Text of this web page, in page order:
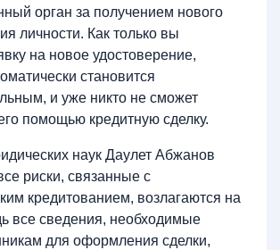
орган за получением нового
личности. Как только вы
на новое удостоверение,
становится
и уже никто не сможет
помощью кредитную сделку.
наук Даулет Абжанов
риски, связанные с
кредитованием, возлагаются на
все сведения, необходимые
для оформления сделки,